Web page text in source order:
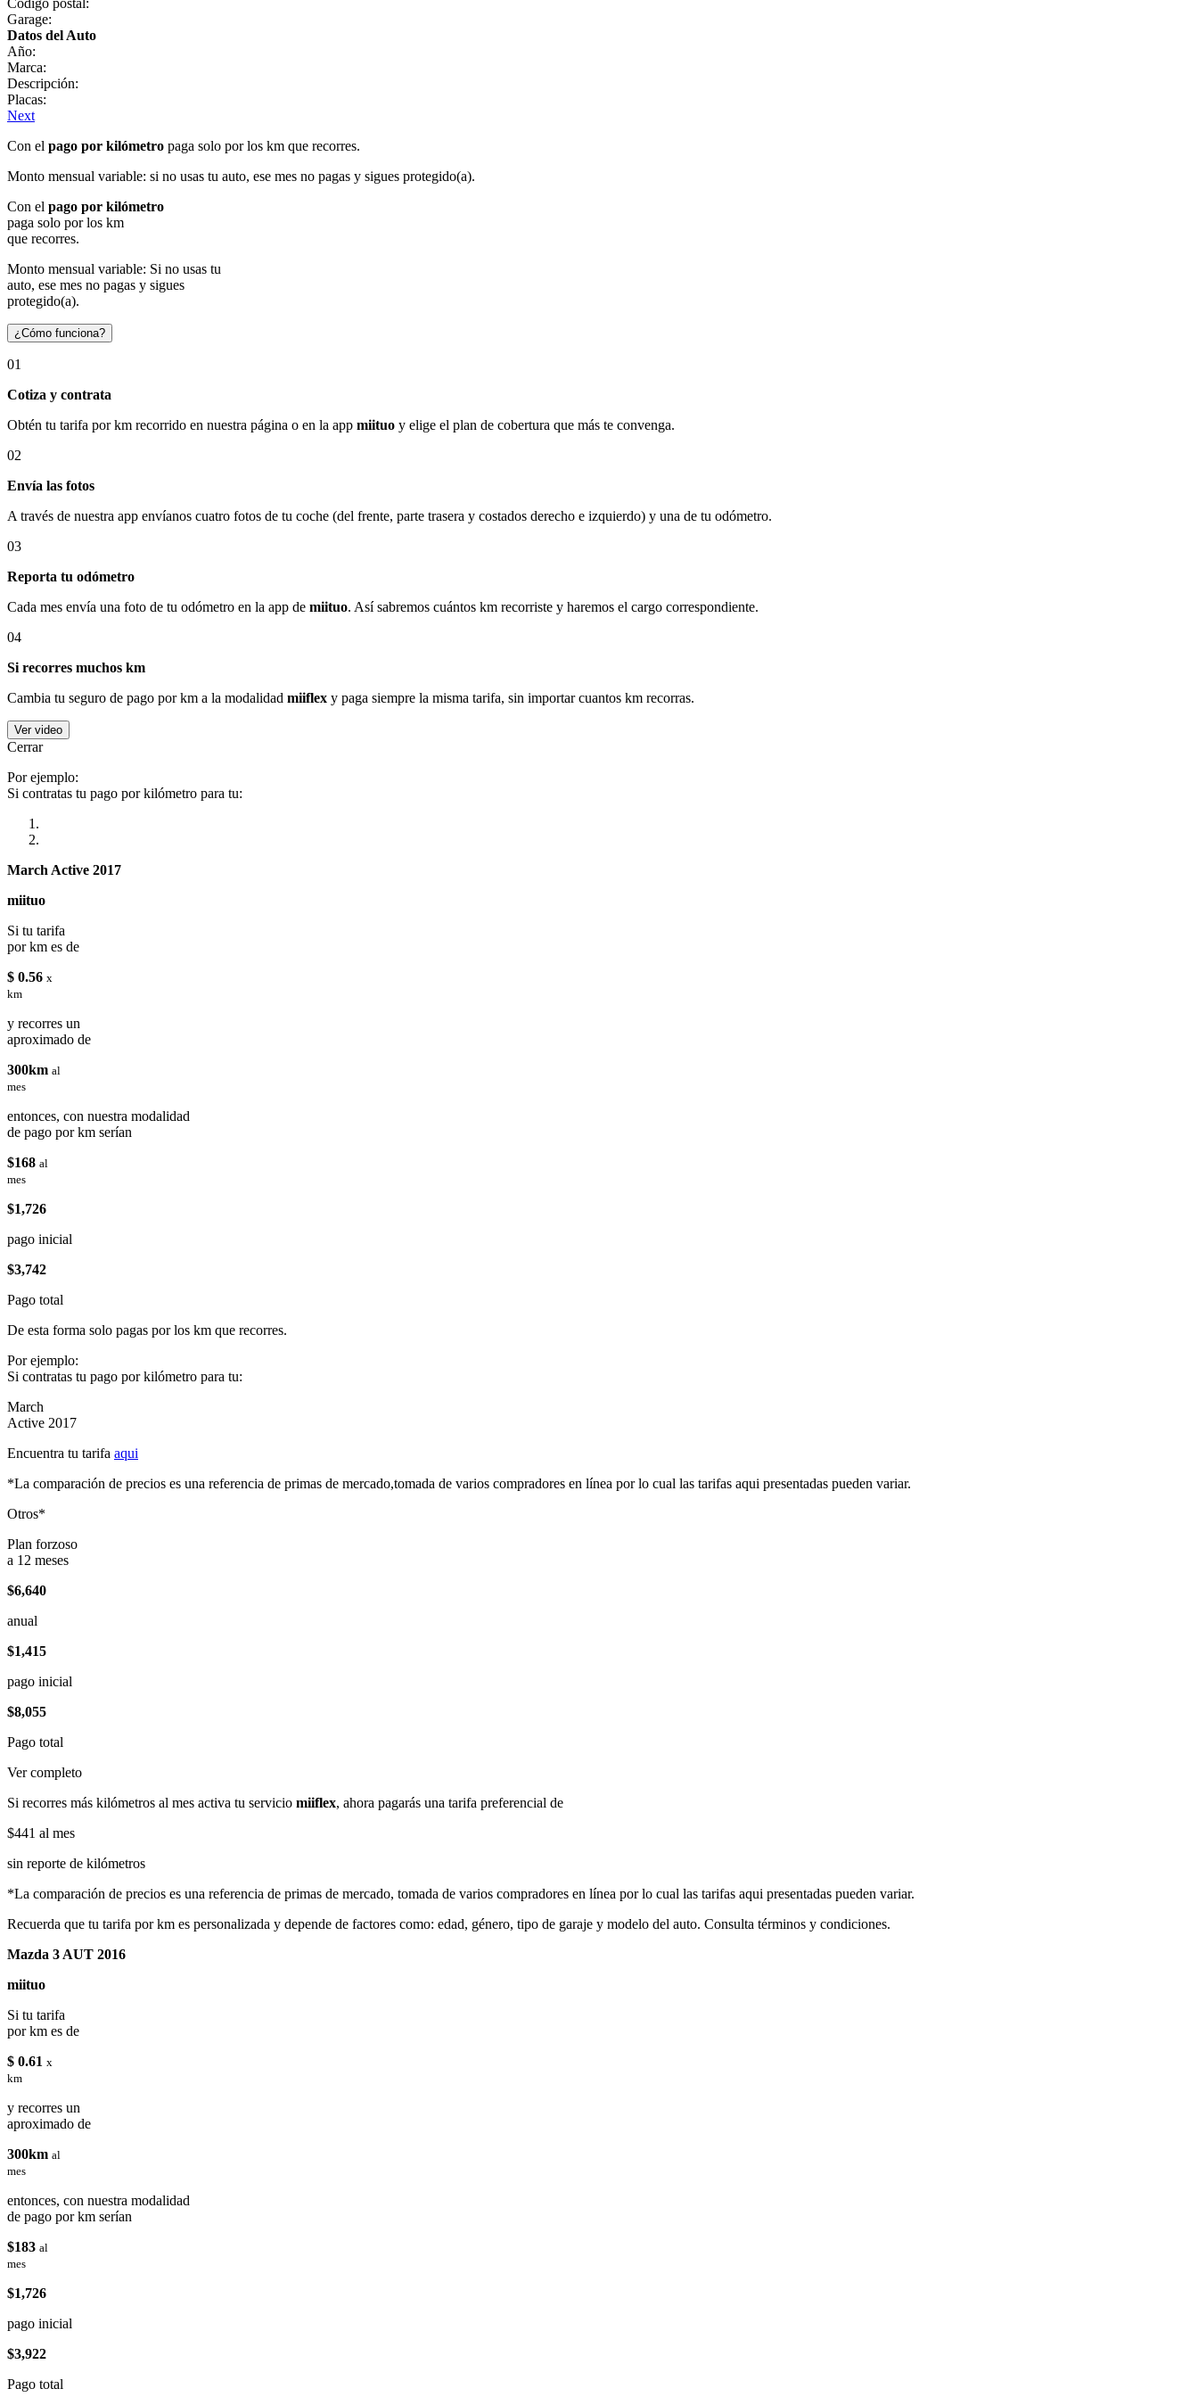
Garage:
Datos del Auto
Año:
Marca:
Descripción:
Placas:
Next
Con el pago por kilómetro paga solo por los km que recorres.
Monto mensual variable: si no usas tu auto, ese mes no pagas y sigues protegido(a).
Con el pago por kilómetro
paga solo por los km
que recorres.
Monto mensual variable: Si no usas tu
auto, ese mes no pagas y sigues
protegido(a).
¿Cómo funciona?
01
Cotiza y contrata
Obtén tu tarifa por km recorrido en nuestra página o en la app miituo y elige el plan de cobertura que más te convenga.
02
Envía las fotos
A través de nuestra app envíanos cuatro fotos de tu coche (del frente, parte trasera y costados derecho e izquierdo) y una de tu odómetro.
03
Reporta tu odómetro
Cada mes envía una foto de tu odómetro en la app de miituo. Así sabremos cuántos km recorriste y haremos el cargo correspondiente.
04
Si recorres muchos km
Cambia tu seguro de pago por km a la modalidad miiflex y paga siempre la misma tarifa, sin importar cuantos km recorras.
Ver video
Cerrar
Por ejemplo:
Si contratas tu pago por kilómetro para tu:
March Active 2017
miituo
Si tu tarifa
por km es de
$ 0.56 x
km
y recorres un
aproximado de
300km al
mes
entonces, con nuestra modalidad
de pago por km serían
$168 al
mes
$1,726
pago inicial
$3,742
Pago total
De esta forma solo pagas por los km que recorres.
Por ejemplo:
Si contratas tu pago por kilómetro para tu:
March
Active 2017
Encuentra tu tarifa aqui
*La comparación de precios es una referencia de primas de mercado,tomada de varios compradores en línea por lo cual las tarifas aqui presentadas pueden variar.
Otros*
Plan forzoso
a 12 meses
$6,640
anual
$1,415
pago inicial
$8,055
Pago total
Ver completo
Si recorres más kilómetros al mes activa tu servicio miiflex, ahora pagarás una tarifa preferencial de
$441 al mes
sin reporte de kilómetros
*La comparación de precios es una referencia de primas de mercado, tomada de varios compradores en línea por lo cual las tarifas aqui presentadas pueden variar.
Recuerda que tu tarifa por km es personalizada y depende de factores como: edad, género, tipo de garaje y modelo del auto. Consulta términos y condiciones.
Mazda 3 AUT 2016
miituo
Si tu tarifa
por km es de
$ 0.61 x
km
y recorres un
aproximado de
300km al
mes
entonces, con nuestra modalidad
de pago por km serían
$183 al
mes
$1,726
pago inicial
$3,922
Pago total